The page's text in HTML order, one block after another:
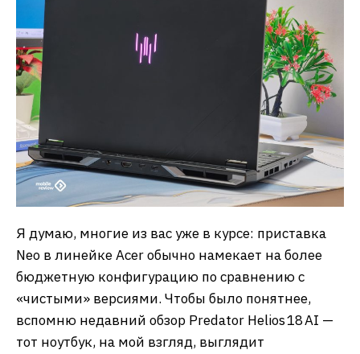
Я думаю, многие из вас уже в курсе: приставка
Neo в линейке Acer обычно намекает на более
бюджетную конфигурацию по сравнению с
«чистыми» версиями. Чтобы было понятнее,
вспомню недавний обзор Predator Helios 18 AI —
тот ноутбук, на мой взгляд, выглядит